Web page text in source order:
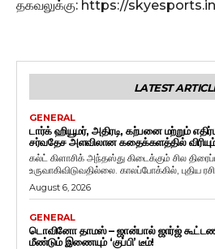
தகவலுக்கு: https://
LATEST
GENERAL
டார்க் ஹியூமர், அதிரடி, கற்பனை மற்றும்
சர்வதேச அளவிலான கதைக்களத்தில் விரியும்
கல்ட் கிளாசிக் அந்தஸ்து கிடைக்கும் சில
உருவாகிவிடுவதில்லை. காலப்போக்கில், புதிய
August 6, 2026
GENERAL
டொவினோ தாமஸ் – ஜான்பால் ஜார்ஜ்
மீண்டும் இணையும் ‘குப்பி’ டீம்!